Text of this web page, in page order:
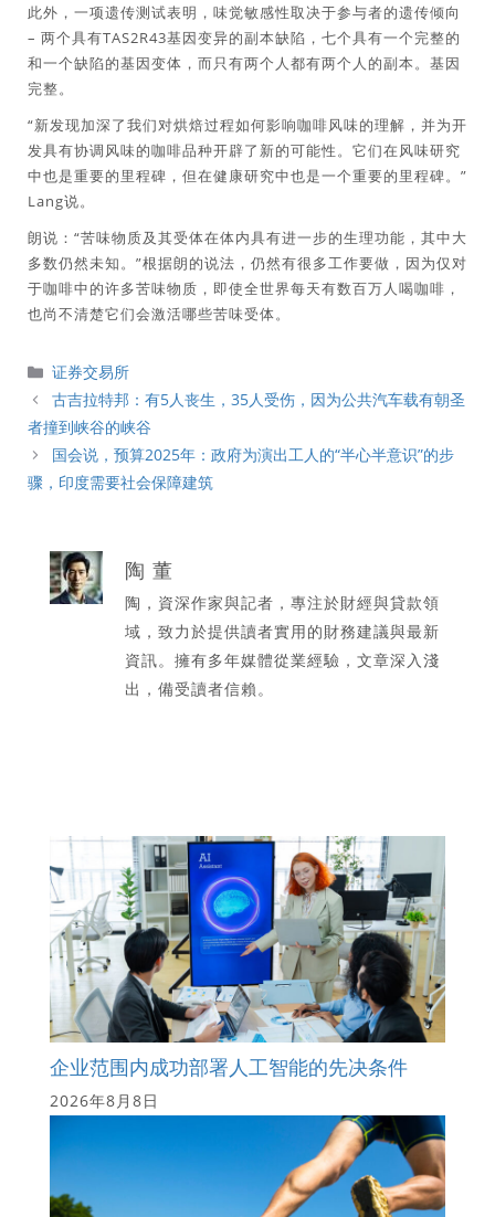
此外，一项遗传测试表明，味觉敏感性取决于参与者的遗传倾向
– 两个具有TAS2R43基因变异的副本缺陷，七个具有一个完整的
和一个缺陷的基因变体，而只有两个人都有两个人的副本。基因
完整。
“新发现加深了我们对烘焙过程如何影响咖啡风味的理解，并为开
发具有协调风味的咖啡品种开辟了新的可能性。它们在风味研究
中也是重要的里程碑，但在健康研究中也是一个重要的里程碑。”
Lang说。
朗说：“苦味物质及其受体在体内具有进一步的生理功能，其中大
多数仍然未知。”根据朗的说法，仍然有很多工作要做，因为仅对
于咖啡中的许多苦味物质，即使全世界每天有数百万人喝咖啡，
也尚不清楚它们会激活哪些苦味受体。
分
類
证券交易所
古吉拉特邦：有5人丧生，35人受伤，因为公共汽车载有朝圣
者撞到峡谷的峡谷
国会说，预算2025年：政府为演出工人的“半心半意识”的步
骤，印度需要社会保障建筑
陶 董
陶，資深作家與記者，專注於財經與貸款領
域，致力於提供讀者實用的財務建議與最新
資訊。擁有多年媒體從業經驗，文章深入淺
出，備受讀者信賴。
企业范围内成功部署人工智能的先决条件
2026年8月8日